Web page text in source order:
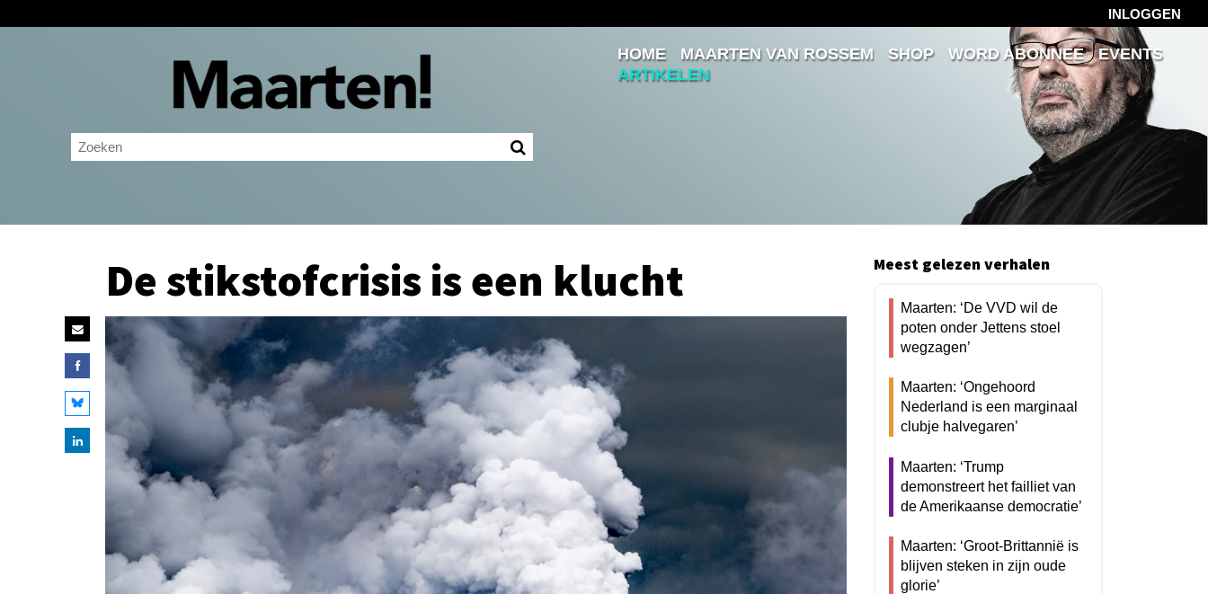
INLOGGEN
Inloggen
Ingelogd blijven
HOME MAARTEN VAN ROSSEM SHOP WORD ABONNEE
EVENTS
ARTIKELEN
De stikstofcrisis is een klucht Meest gelezen verhalen
Maarten: ‘De VVD wil de
poten onder Jettens stoel
wegzagen’
Maarten: ‘Ongehoord
Nederland is een marginaal
clubje halvegaren’
Maarten: ‘Trump
demonstreert het failliet van
de Amerikaanse democratie’
Maarten: ‘Groot-Brittannië is
blijven steken in zijn oude
glorie’